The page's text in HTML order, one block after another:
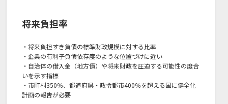
将来負担率
・将来負担すき負債の標準財政規模に対する比率
・企業の有利子負債依存度のような位置づけに近い
・自治体の借入金（地方債）や将来財政を圧迫する可能性の度合
いを示す指標
・市町村350％、都道府県・政令都市400％を超える国に健全化
計画の報告が必要